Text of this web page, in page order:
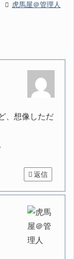
虎馬屋＠管理人
、想像しただ
返信